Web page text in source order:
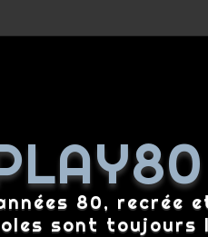
80, recrée
sont toujours